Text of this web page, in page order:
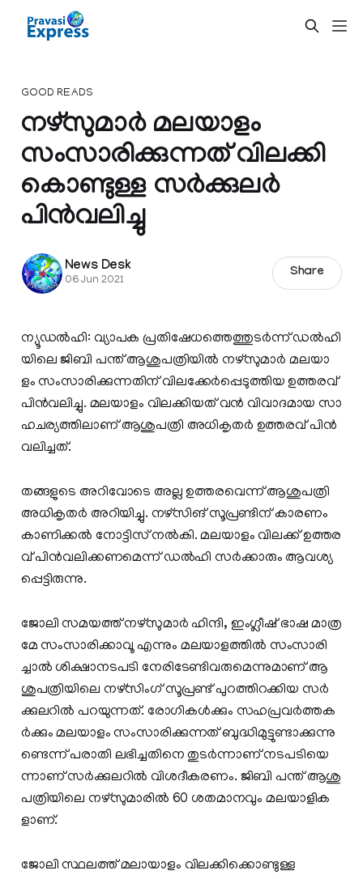
GOOD READS
നഴ്‌സുമാർ മലയാളം
സംസാരിക്കുന്നത് വിലക്കി
കൊണ്ടുള്ള സർക്കുലർ
പിൻവലിച്ചു
News Desk
06 Jun 2021
Share
ന്യൂ​ഡ​ൽ​ഹി: വ്യാപക പ്ര​തി​ഷേ​ധ​ത്തെ​ത്തു​ട​ർ​ന്ന് ഡ​ല്‍​ഹി​
യി​ലെ ജി​ബി പ​ന്ത് ആ​ശു​പ​ത്രി​യി​ൽ ന​ഴ്സു​മാ​ർ മ​ല​യാ​
ളം സം​സാ​രി​ക്കു​ന്ന​തി​ന് വി​ല​ക്കേ​ർ​പ്പെ​ടു​ത്തി​യ ഉ​ത്ത​ര​വ്
പി​ൻ​വ​ലി​ച്ചു. മ​ല​യാ​ളം വി​ല​ക്കി​യ​ത് വ​ൻ വി​വാ​ദ​മാ​യ സാ​
ഹ​ച​ര്യ​ത്തി​ലാ​ണ് ആ​ശു​പ​ത്രി അധികൃതർ ഉ​ത്ത​ര​വ് പി​ൻ​
വ​ലി​ച്ചത്.
തങ്ങളുടെ അറിവോടെ അല്ല ഉത്തരവെന്ന് ആശുപത്രി
അധികൃതർ അറിയിച്ചു. നഴ്സിങ് സൂപ്രണ്ടിന് കാരണം
കാണിക്കൽ നോട്ടിസ് നൽകി. മ​ല​യാ​ളം വി​ല​ക്ക് ഉ​ത്ത​ര​
വ് പി​ൻ​വ​ലി​ക്ക​ണ​മെ​ന്ന് ഡ​ൽ​ഹി സ​ർ​ക്കാ​രും ആ​വ​ശ്യ​
പ്പെ​ട്ടി​രു​ന്നു.
ജോ​ലി സ​മ​യ​ത്ത് ന​ഴ്സു​മാ​ർ ഹി​ന്ദി, ഇം​ഗ്ലീ​ഷ് ഭാ​ഷ മാ​ത്ര​
മേ സം​സാ​രി​ക്കാ​വൂ എ​ന്നും മ​ല​യാ​ള​ത്തി​ല്‍ സം​സാ​രി​
ച്ചാ​ല്‍ ശി​ക്ഷാ​ന​ട​പ​ടി നേ​രി​ടേ​ണ്ടി​വ​രു​മെ​ന്നു​മാ​ണ് ആ​
ശു​പ​ത്രി​യി​ലെ ന​ഴ്സിം​ഗ് സൂ​പ്ര​ണ്ട് പു​റ​ത്തി​റ​ക്കി​യ സ​ര്‍​
ക്കു​ല​റി​ല്‍ പ​റ​യു​ന്ന​ത്. രോ​ഗി​ക​ൾ​ക്കും സ​ഹ​പ്ര​വ​ർ​ത്ത​ക​
ർ​ക്കും മ​ല​യാ​ളം സം​സാ​രി​ക്കു​ന്ന​ത് ബു​ദ്ധി​മു​ട്ടു​ണ്ടാ​ക്കു​ന്നു​
ണ്ടെ​ന്ന് പ​രാ​തി ല​ഭി​ച്ച​തി​നെ തു​ട​ർ​ന്നാ​ണ് ന​ട​പ​ടി​യെ​
ന്നാ​ണ് സ​ർ​ക്കു​ല​റി​ൽ വി​ശ​ദീ​ക​ര​ണം. ജി​ബി പ​ന്ത് ആ​ശു​
പ​ത്രി​യി​ലെ ന​ഴ്സു​മാ​രി​ൽ 60 ശ​ത​മാ​ന​വും മ​ല​യാ​ളി​ക​
ളാ​ണ്.
ജോലി സ്ഥലത്ത് മലായാളം വിലക്കിക്കൊണ്ടുള്ള